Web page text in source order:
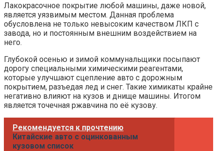
Лакокрасочное покрытие любой машины, даже новой,
является уязвимым местом. Данная проблема
обусловлена не только невысоким качеством ЛКП с
завода, но и постоянным внешним воздействием на
него.
Глубокой осенью и зимой коммунальщики посыпают
дорогу специальными химическими реагентами,
которые улучшают сцепление авто с дорожным
покрытием, разъедая лед и снег. Такие химикаты крайне
негативно влияют на кузов и днище машины. Итогом
является точечная ржавчина по её кузову.
Рекомендуется к прочтению
Китайские авто с оцинкованным
кузовом список